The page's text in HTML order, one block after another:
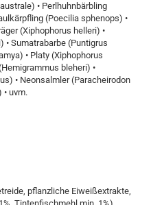
• Perlhuhnbärbling
(Poecilia sphenops) •
(Xiphophorus helleri) •
Sumatrabarbe (Puntigrus
• Platy (Xiphophorus
bleheri) •
• Neonsalmler (Paracheirodon
uvm.
pflanzliche Eiweißextrakte,